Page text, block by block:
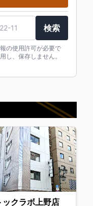
検索
の使用許可が必要で
し、保存しません。
ックラボ上野店